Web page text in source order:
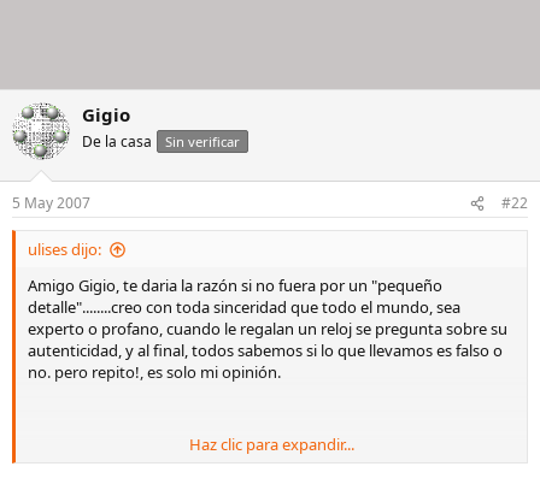
Gigio
De la casa Sin verificar
5 May 2007 #22
ulises dijo:
Amigo Gigio, te daria la razón si no fuera por un "pequeño
detalle"........creo con toda sinceridad que todo el mundo, sea
experto o profano, cuando le regalan un reloj se pregunta sobre su
autenticidad, y al final, todos sabemos si lo que llevamos es falso o
no. pero repito!, es solo mi opinión.
un saludo.
Haz clic para expandir...